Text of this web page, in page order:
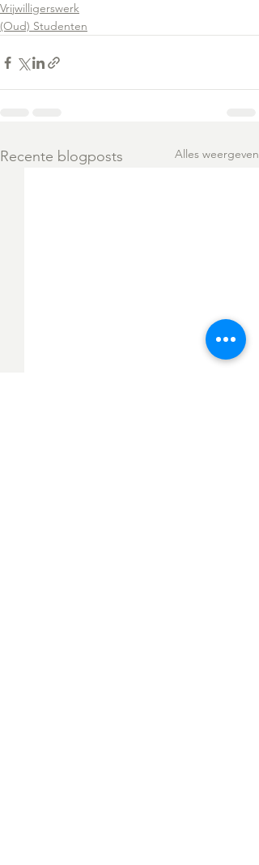
Vrijwilligerswerk
(Oud) Studenten
Recente blogposts Alles weergeven